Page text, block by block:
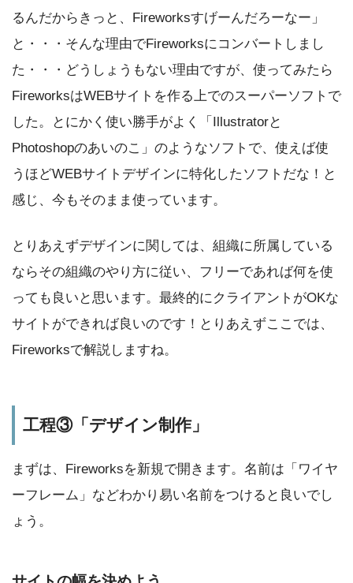
るんだからきっと、Fireworksすげーんだろーなー」
と・・・そんな理由でFireworksにコンバートしまし
た・・・どうしょうもない理由ですが、使ってみたら
FireworksはWEBサイトを作る上でのスーパーソフトで
した。とにかく使い勝手がよく「Illustratorと
Photoshopのあいのこ」のようなソフトで、使えば使
うほどWEBサイトデザインに特化したソフトだな！と
感じ、今もそのまま使っています。
とりあえずデザインに関しては、組織に所属している
ならその組織のやり方に従い、フリーであれば何を使
っても良いと思います。最終的にクライアントがOKな
サイトができれば良いのです！とりあえずここでは、
Fireworksで解説しますね。
工程③「デザイン制作」
まずは、Fireworksを新規で開きます。名前は「ワイヤ
ーフレーム」などわかり易い名前をつけると良いでし
ょう。